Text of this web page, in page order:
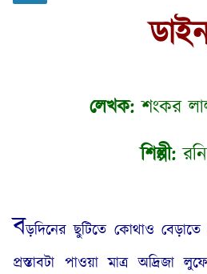
লেখক:শংকর
শিল্পী:
বড়দিনের ছুটিতে কোথাও বেড়াতে
প্রস্তাবটা পাওয়া মাত্র অদ্রিজা